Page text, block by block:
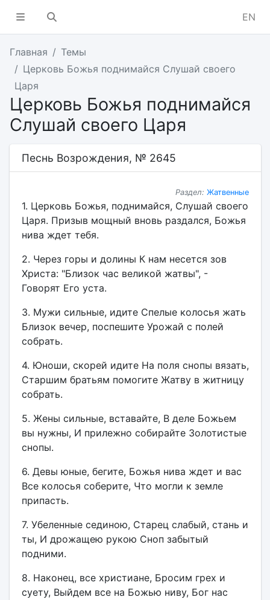
EN
Главная
Темы
Церковь Божья поднимайся Слушай своего
Царя
Церковь Божья поднимайся
Слушай своего Царя
Песнь Возрождения, № 2645
Раздел: Жатвенные
1. Церковь Божья, поднимайся, Слушай своего
Царя. Призыв мощный вновь раздался, Божья
нива ждет тебя.
2. Через горы и долины К нам несется зов
Христа: "Близок час великой жатвы", -
Говорят Его уста.
3. Мужи сильные, идите Спелые колосья жать
Близок вечер, поспешите Урожай с полей
собрать.
4. Юноши, скорей идите На поля снопы вязать,
Старшим братьям помогите Жатву в житницу
собрать.
5. Жены сильные, вставайте, В деле Божьем
вы нужны, И прилежно собирайте Золотистые
снопы.
6. Девы юные, бегите, Божья нива ждет и вас
Все колосья соберите, Что могли к земле
припасть.
7. Убеленные сединою, Старец слабый, стань и
ты, И дрожащею рукою Сноп забытый
подними.
8. Наконец, все христиане, Бросим грех и
суету, Выйдем все на Божью ниву, Бог нас